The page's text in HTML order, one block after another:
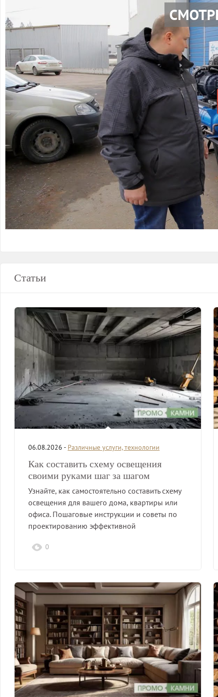
Статьи
06.08.2026 - Различные услуги, технологии
Как составить схему освещения
своими руками шаг за шагом
Узнайте, как самостоятельно составить схему
освещения для вашего дома, квартиры или
офиса. Пошаговые инструкции и советы по
проектированию эффективной
0